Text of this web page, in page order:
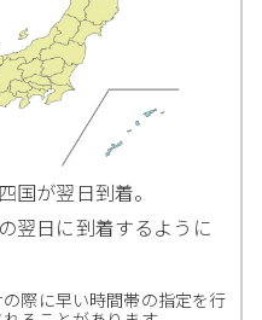
国が翌日到着。
翌日に到着するように
際に早い時間帯の指定を行